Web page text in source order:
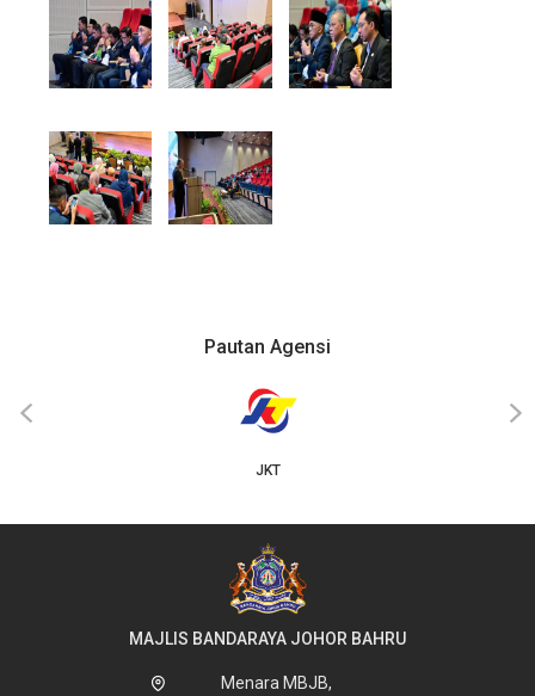
Pautan Agensi
JKT
‹ ›
MAJLIS BANDARAYA JOHOR BAHRU
Menara MBJB,